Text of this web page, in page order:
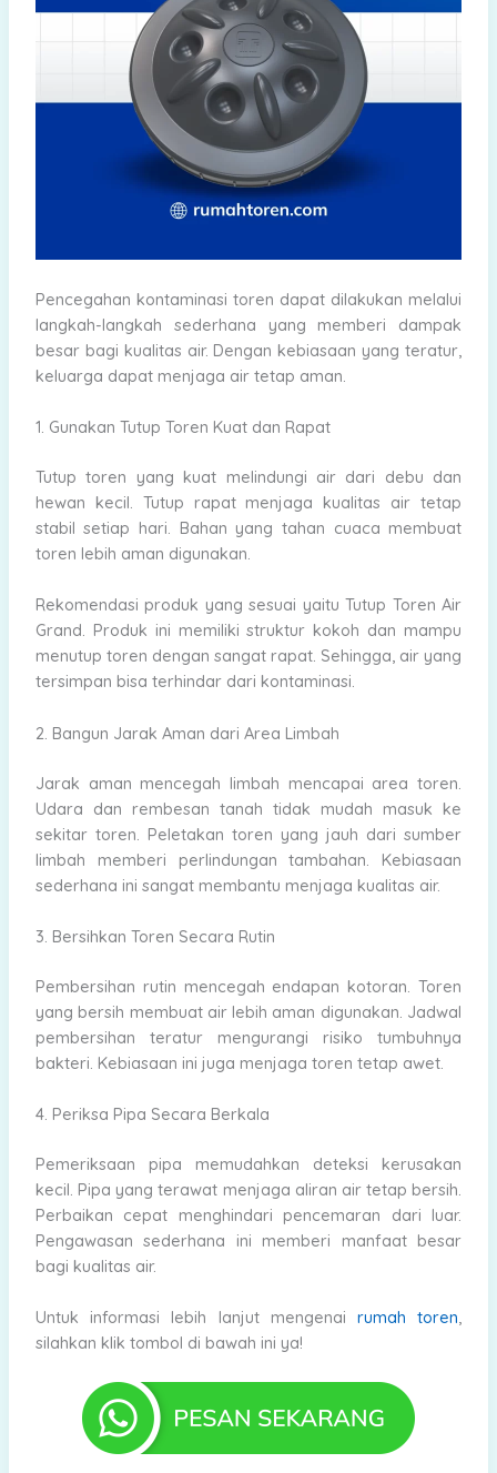
Pencegahan kontaminasi toren dapat dilakukan melalui
langkah-langkah sederhana yang memberi dampak
besar bagi kualitas air. Dengan kebiasaan yang teratur,
keluarga dapat menjaga air tetap aman.
1. Gunakan Tutup Toren Kuat dan Rapat
Tutup toren yang kuat melindungi air dari debu dan
hewan kecil. Tutup rapat menjaga kualitas air tetap
stabil setiap hari. Bahan yang tahan cuaca membuat
toren lebih aman digunakan.
Rekomendasi produk yang sesuai yaitu Tutup Toren Air
Grand. Produk ini memiliki struktur kokoh dan mampu
menutup toren dengan sangat rapat. Sehingga, air yang
tersimpan bisa terhindar dari kontaminasi.
2. Bangun Jarak Aman dari Area Limbah
Jarak aman mencegah limbah mencapai area toren.
Udara dan rembesan tanah tidak mudah masuk ke
sekitar toren. Peletakan toren yang jauh dari sumber
limbah memberi perlindungan tambahan. Kebiasaan
sederhana ini sangat membantu menjaga kualitas air.
3. Bersihkan Toren Secara Rutin
Pembersihan rutin mencegah endapan kotoran. Toren
yang bersih membuat air lebih aman digunakan. Jadwal
pembersihan teratur mengurangi risiko tumbuhnya
bakteri. Kebiasaan ini juga menjaga toren tetap awet.
4. Periksa Pipa Secara Berkala
Pemeriksaan pipa memudahkan deteksi kerusakan
kecil. Pipa yang terawat menjaga aliran air tetap bersih.
Perbaikan cepat menghindari pencemaran dari luar.
Pengawasan sederhana ini memberi manfaat besar
bagi kualitas air.
Untuk informasi lebih lanjut mengenai rumah toren,
silahkan klik tombol di bawah ini ya!